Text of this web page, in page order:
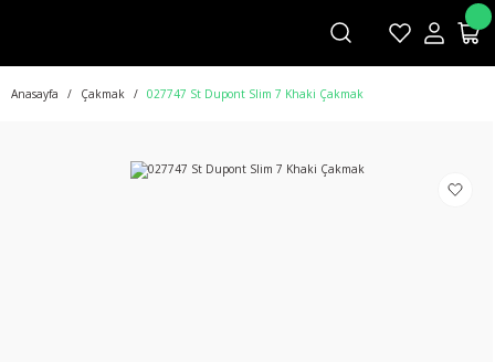
Anasayfa Çakmak 027747 St Dupont Slim 7 Khaki Çakmak